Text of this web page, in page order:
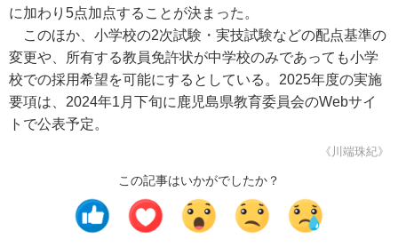
に加わり5点加点することが決まった。
このほか、小学校の2次試験・実技試験などの配点基準の
変更や、所有する教員免許状が中学校のみであっても小学
校での採用希望を可能にするとしている。2025年度の実施
要項は、2024年1月下旬に鹿児島県教育委員会のWebサイ
トで公表予定。
《川端珠紀》
この記事はいかがでしたか？